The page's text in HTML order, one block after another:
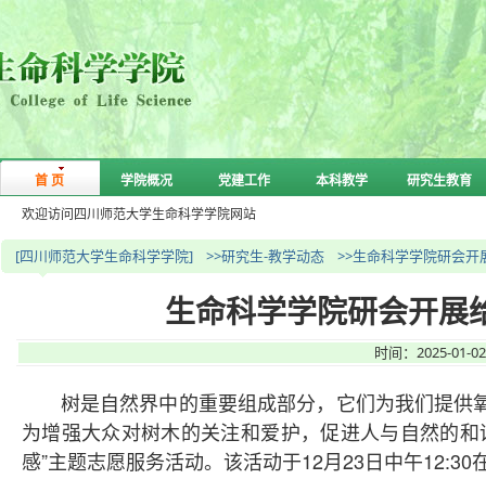
首 页 学院概况 党建工作 本科教学 研究生教育
欢迎访问四川师范大学生命科学学院网站
[四川师范大学生命科学学院] >>研究生-教学动态 >>生命科学学院研会开
生命科学学院研会开展
时间：2025-01-
树是自然界中的重要组成部分，它们为我们提供
为增强大众对树木的关注和爱护，促进人与自然的
感”主题志愿服务活动。该活动于12月23日中午